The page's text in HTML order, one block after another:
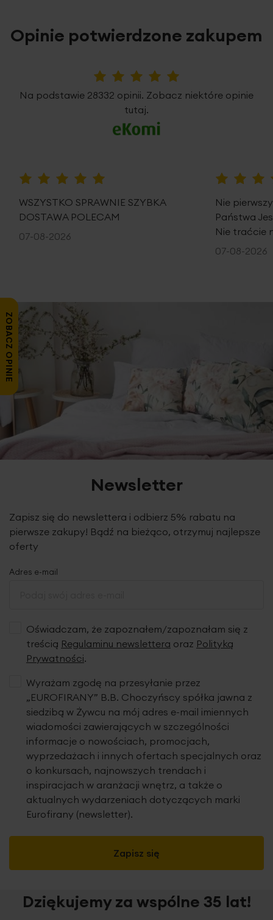
Opinie potwierdzone zakupem
Na podstawie 28332 opinii. Zobacz niektóre opinie
tutaj.
WSZYSTKO SPRAWNIE SZYBKA
DOSTAWA POLECAM
07-08-2026
Nie
Państwa
Nie traćcie
07-08-2026
Newsletter
Zapisz się do newslettera i odbierz 5% rabatu na
pierwsze zakupy! Bądź na bieżąco, otrzymuj najlepsze
oferty
Adres e-mail
Oświadczam, że zapoznałem/zapoznałam się z
treścią Regulaminu newslettera oraz Polityką
Prywatności.
Zapisz się
Wyrażam zgodę na przesyłanie przez
„EUROFIRANY” B.B. Choczyńscy spółka jawna z
siedzibą w Żywcu na mój adres e-mail imiennych
wiadomości zawierających w szczególności
informacje o nowościach, promocjach,
wyprzedażach i innych ofertach specjalnych oraz
o konkursach, najnowszych trendach i
inspiracjach w aranżacji wnętrz, a także o
aktualnych wydarzeniach dotyczących marki
Eurofirany (newsletter).
Dziękujemy za wspólne 35 lat!
ZOBACZ OPINIE